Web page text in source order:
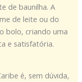
de baunilha. A
de leite ou do
bolo, criando uma
e satisfatória.
é, sem dúvida,